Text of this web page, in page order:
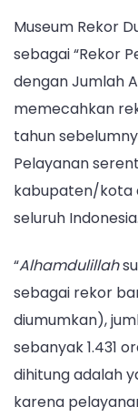
Museum Rekor
sebagai “Rekor
dengan Jumlah
memecahkan
tahun
Pelayanan
kabupaten/kota
seluruh Indonesia.
“Alhamdulillah
sebagai rekor
diumumkan),
sebanyak 1.431
dihitung adalah
karena